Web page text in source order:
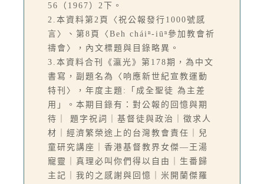
56（1967）2下。
2.本資料第2頁〈祝公報發行1000號感
言〉、第8頁〈Beh cháiⁿ-iūⁿ參加教會祈
禱會〉，內文標題與目錄略異。
3.本資料合刊《瀛光》第178期，為中文
書寫，副題名為〈响應新世紀宣教運動
特刊〉，年度主題:「成全聖徒 為主差
用」。本期目錄有：對公報的回憶與期
待｜ 題字祝詞｜基督徒與政治｜徵求人
材｜經濟繁榮途上的台灣教會責任｜兒
童研究講座｜香港基督教界女傑—王湯
寵靈｜真理必叫你們得以自由｜生番歸
主記｜我的之感謝與回憶｜米開蘭傑羅